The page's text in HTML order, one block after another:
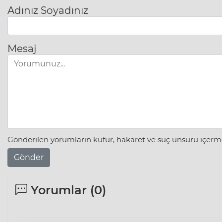
Adınız Soyadınız
Mesaj
Gönderilen yorumların küfür, hakaret ve suç unsuru
Gönder
Yorumlar (0)